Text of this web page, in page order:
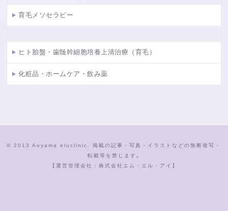
育毛メソセラピー
ヒト胎盤・歯髄幹細胞培養上清治療（育毛）
化粧品・ホームケア・飲み薬
© 2013 Aoyama eluclinic. 掲載の記事・写真・イラストなどの無断複写・
転載等を禁じます｡
【運営管理会社：株式会社エム・エル・アイ】